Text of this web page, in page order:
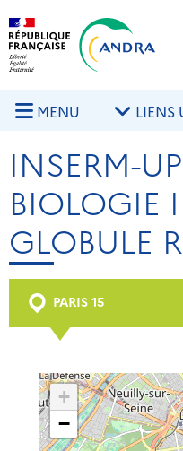
Aller au contenu principal
MENU LIENS
INSERM-
BIOLOGIE
GLOBULE
PARIS 15
+
−